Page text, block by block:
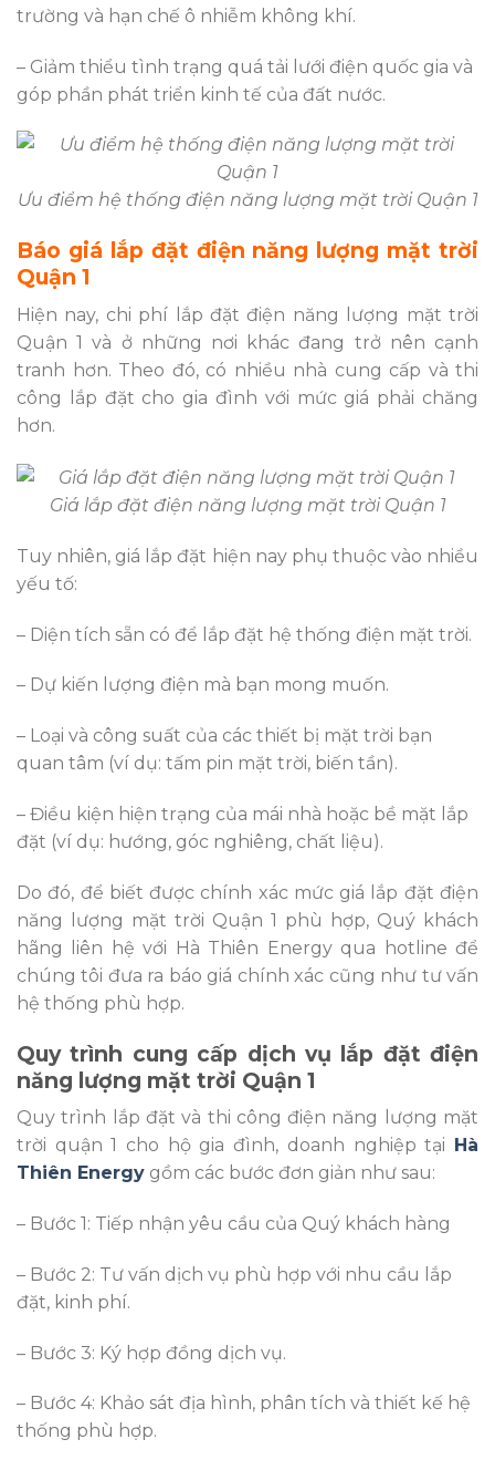
trường và hạn chế ô nhiễm không khí.
– Giảm thiểu tình trạng quá tải lưới điện quốc gia và
góp phần phát triển kinh tế của đất nước.
Ưu điểm hệ thống điện năng lượng mặt trời Quận 1
Báo giá lắp đặt điện năng lượng mặt trời
Quận 1
Hiện nay, chi phí lắp đặt điện năng lượng mặt trời
Quận 1 và ở những nơi khác đang trở nên cạnh
tranh hơn. Theo đó, có nhiều nhà cung cấp và thi
công lắp đặt cho gia đình với mức giá phải chăng
hơn.
Giá lắp đặt điện năng lượng mặt trời Quận 1
Tuy nhiên, giá lắp đặt hiện nay phụ thuộc vào nhiều
yếu tố:
– Diện tích sẵn có để lắp đặt hệ thống điện mặt trời.
– Dự kiến lượng điện mà bạn mong muốn.
– Loại và công suất của các thiết bị mặt trời bạn
quan tâm (ví dụ: tấm pin mặt trời, biến tần).
– Điều kiện hiện trạng của mái nhà hoặc bề mặt lắp
đặt (ví dụ: hướng, góc nghiêng, chất liệu).
Do đó, để biết được chính xác mức giá lắp đặt điện
năng lượng mặt trời Quận 1 phù hợp, Quý khách
hãng liên hệ với Hà Thiên Energy qua hotline để
chúng tôi đưa ra báo giá chính xác cũng như tư vấn
hệ thống phù hợp.
Quy trình cung cấp dịch vụ lắp đặt điện
năng lượng mặt trời Quận 1
Quy trình lắp đặt và thi công điện năng lượng mặt
trời quận 1 cho hộ gia đình, doanh nghiệp tại Hà
Thiên Energy gồm các bước đơn giản như sau:
– Bước 1: Tiếp nhận yêu cầu của Quý khách hàng
– Bước 2: Tư vấn dịch vụ phù hợp với nhu cầu lắp
đặt, kinh phí.
– Bước 3: Ký hợp đồng dịch vụ.
– Bước 4: Khảo sát địa hình, phân tích và thiết kế hệ
thống phù hợp.